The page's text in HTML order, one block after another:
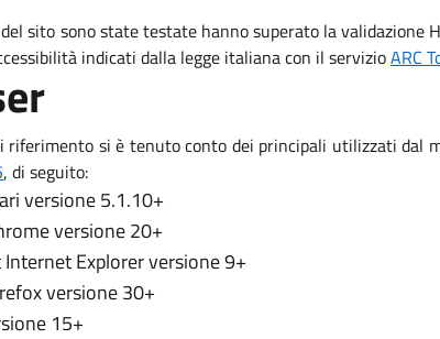
sito sono state testate hanno superato la validazione
indicati dalla legge italiana con il servizioARC
riferimento si è tenuto conto dei principali utilizzati dal
, di seguito:
versione 5.1.10+
versione 20+
Explorer versione 9+
versione 30+
15+